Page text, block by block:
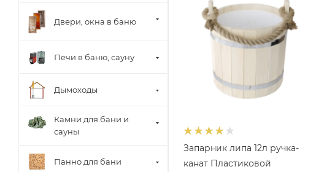
Запарник липа 12л ручка-
канат Пластиковой
Двери, окна в баню
Печи в баню, сауну
Дымоходы
Камни для бани и
сауны
Панно для бани